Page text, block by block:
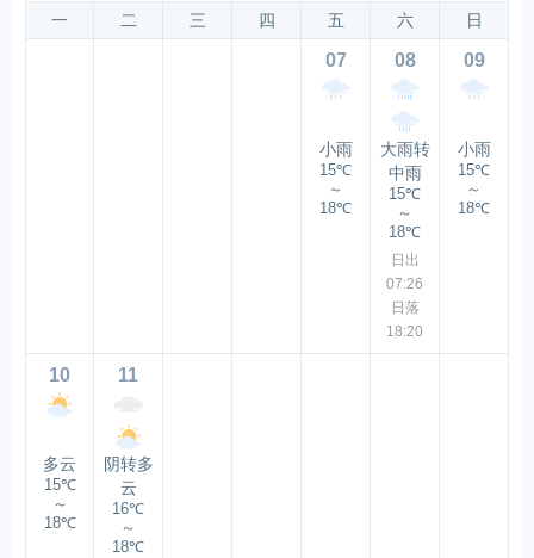
一 二 三 四 五 六 日
07
小雨
15℃
～
18℃
08
大雨转
中雨
15℃
～
18℃
日出
07:26
日落
18:20
09
小雨
15℃
～
18℃
10
多云
15℃
～
18℃
11
阴转多
云
16℃
～
18℃